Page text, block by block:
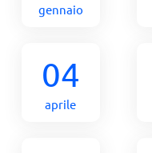
gennaio
04
aprile